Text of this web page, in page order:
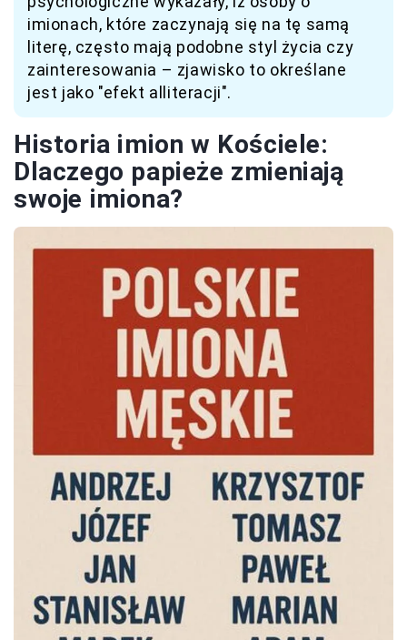
imionach, które zaczynają się na tę samą
literę, często mają podobne styl życia czy
zainteresowania – zjawisko to określane
jest jako "efekt alliteracji".
Historia imion w Kościele:
Dlaczego papieże zmieniają
swoje imiona?